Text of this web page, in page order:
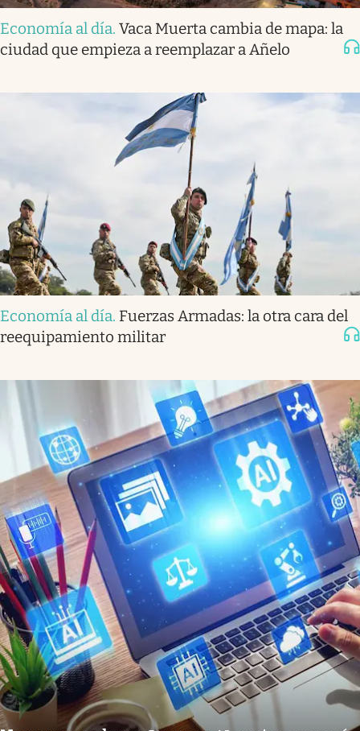
Economía al día. Vaca Muerta cambia de mapa: la
ciudad que empieza a reemplazar a Añelo
Economía al día. Fuerzas Armadas: la otra cara del
reequipamiento militar